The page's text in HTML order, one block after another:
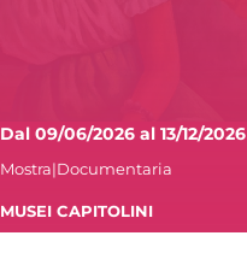
Dal 09/06/2026 al 13/12/2026
Mostra|Documentaria
MUSEI CAPITOLINI